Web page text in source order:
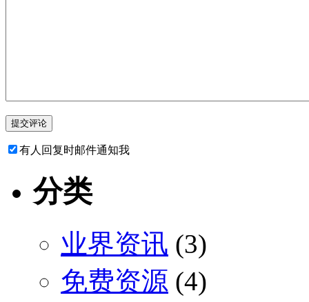
有人回复时邮件通知我
分类
业界资讯 (3)
免费资源 (4)